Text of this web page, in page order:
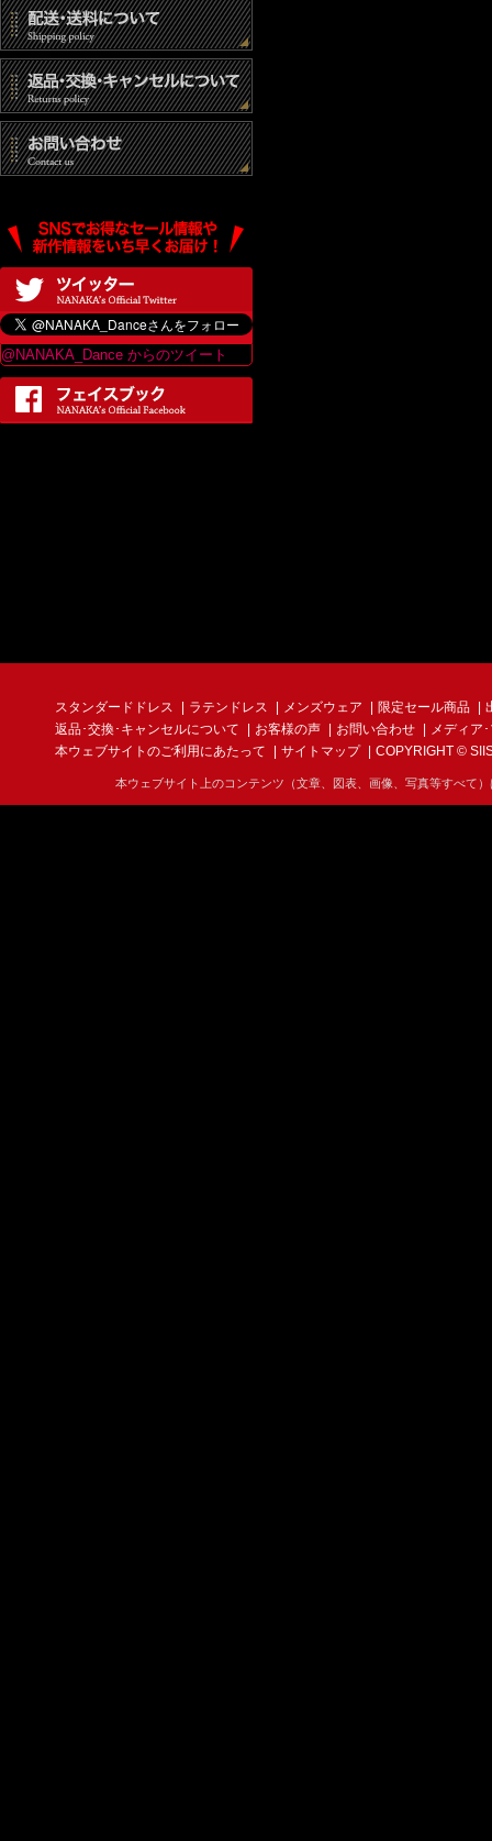
@NANAKA_Dance からのツイート
スタンダードドレス ラテンドレス メンズウェア 限定セール商品
返品･交換･キャンセルについて
お客様の声 お問い合わせ
メディア
本ウェブサイトのご利用にあたって
サイトマップ COPYRIGHT ©
本ウェブサイト上のコンテンツ（文章、図表、画像、写真等すべて